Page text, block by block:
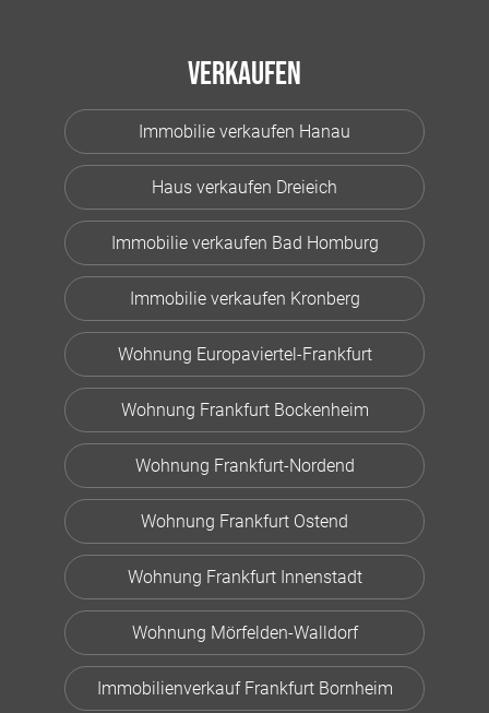
Verkaufen
Immobilie verkaufen Hanau
Haus verkaufen Dreieich
Immobilie verkaufen Bad Homburg
Immobilie verkaufen Kronberg
Wohnung Europaviertel-Frankfurt
Wohnung Frankfurt Bockenheim
Wohnung Frankfurt-Nordend
Wohnung Frankfurt Ostend
Wohnung Frankfurt Innenstadt
Wohnung Mörfelden-Walldorf
Immobilienverkauf Frankfurt Bornheim